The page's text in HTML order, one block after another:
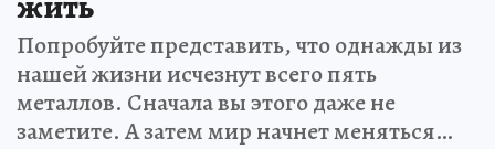
Попробуйте представить, что однажды из
нашей жизни исчезнут всего пять
металлов. Сначала вы этого даже не
заметите. А затем мир начнет меняться…